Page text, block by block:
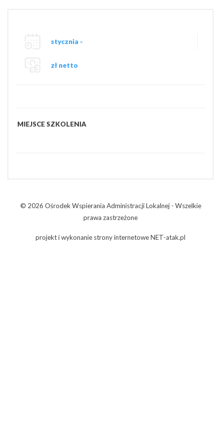
stycznia -
zł netto
MIEJSCE SZKOLENIA
© 2026 Ośrodek Wspierania Administracji Lokalnej - Wszelkie
prawa zastrzeżone
projekt i wykonanie strony internetoweNET-atak.pl